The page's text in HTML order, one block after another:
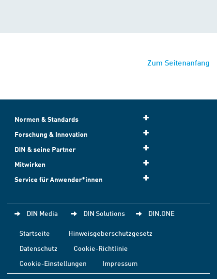
Zum Seitenanfang
Normen & Standards
Forschung & Innovation
DIN & seine Partner
Mitwirken
Service für Anwender*innen
DIN Media DIN Solutions DIN.ONE
Startseite
Hinweisgeberschutzgesetz
Datenschutz
Cookie-Richtlinie
Cookie-Einstellungen
Impressum